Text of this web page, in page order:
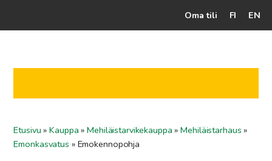
Oma tili FI EN
Jälleenmyyjät
Etusivu »Kauppa »Mehiläistarvikekauppa »Mehiläistarhaus »
Emonkasvatus » Emokennopohja